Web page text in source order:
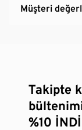
Müşteri
Takipte
%10